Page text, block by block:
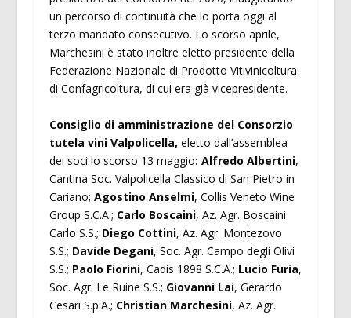
un percorso di continuità che lo porta oggi al
terzo mandato consecutivo. Lo scorso aprile,
Marchesini è stato inoltre eletto presidente della
Federazione Nazionale di Prodotto Vitivinicoltura
di Confagricoltura, di cui era già vicepresidente.
Consiglio di amministrazione del Consorzio
tutela vini Valpolicella, eletto dall’assemblea
dei soci lo scorso 13 maggio: Alfredo Albertini,
Cantina Soc. Valpolicella Classico di San Pietro in
Cariano; Agostino Anselmi, Collis Veneto Wine
Group S.C.A.; Carlo Boscaini, Az. Agr. Boscaini
Carlo S.S.; Diego Cottini, Az. Agr. Montezovo
S.S.; Davide Degani, Soc. Agr. Campo degli Olivi
S.S.; Paolo Fiorini, Cadis 1898 S.C.A.; Lucio Furia,
Soc. Agr. Le Ruine S.S.; Giovanni Lai, Gerardo
Cesari S.p.A.; Christian Marchesini, Az. Agr.